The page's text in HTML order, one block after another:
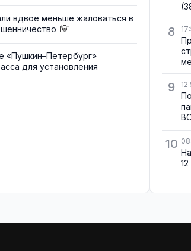
вдвое меньше жаловаться в
«Пушкин–Петербург»
для установления
8
9
10